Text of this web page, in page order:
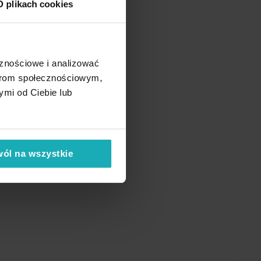
plikach cookies
i analizować
społecznościowym,
od Ciebie lub
na wszystkie